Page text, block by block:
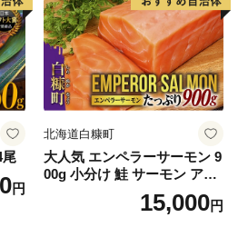
尾
円
北海道白糠町
大人気 エンペラーサーモン 9
00g 小分け 鮭 サーモン アト
ランティックサーモン 水産
庁長官賞 受賞 さけ シャケ し
15,000円